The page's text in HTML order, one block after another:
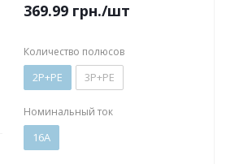
369.99 грн./шт
Количество полюсов
2P+PE 3P+PE
Номинальный ток
16А